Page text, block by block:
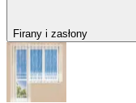
Firany i zasłony